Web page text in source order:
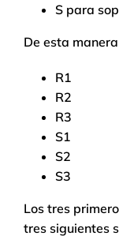
S para
De esta
R1
R2
R3
S1
S2
S3
Los tres
tres siguientes